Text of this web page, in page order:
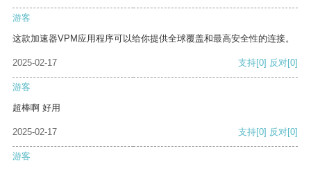
游客
这款加速器VPM应用程序可以给你提供全球覆盖和最高安全性的连接。
2025-02-17 支持[0] 反对[0]
游客
超棒啊 好用
2025-02-17 支持[0] 反对[0]
游客